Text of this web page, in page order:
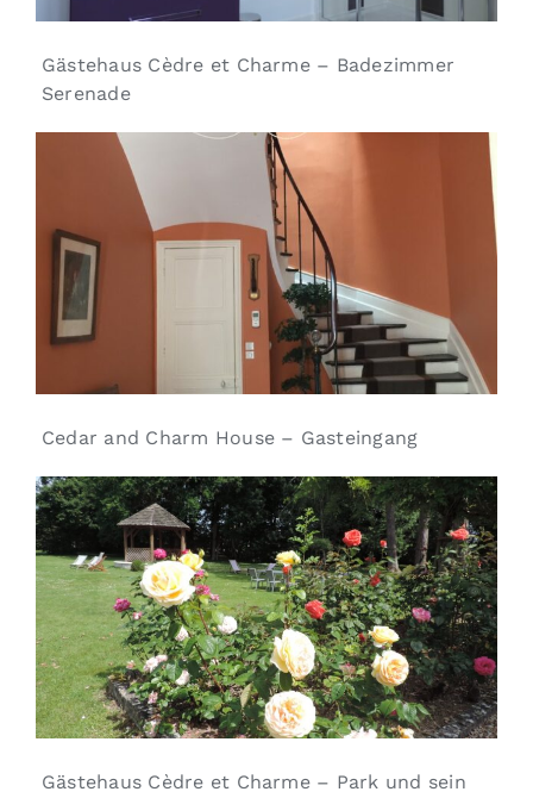
Gästehaus Cèdre et Charme – Badezimmer
Serenade
Cedar and Charm House – Gasteingang
Gästehaus Cèdre et Charme – Park und sein